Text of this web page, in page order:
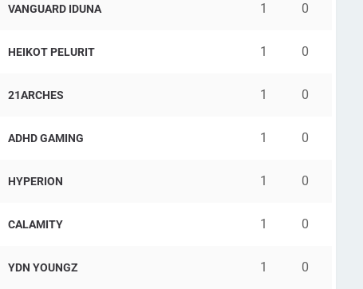
VANGUARD IDUNA 1 0
HEIKOT PELURIT 1 0
21ARCHES 1 0
ADHD GAMING 1 0
HYPERION 1 0
CALAMITY 1 0
YDN YOUNGZ 1 0